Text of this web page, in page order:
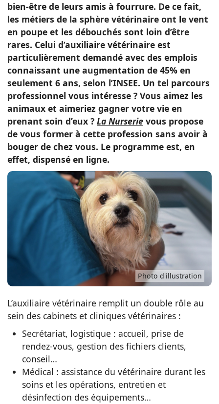
Sauvetages
Conso
bien-être de leurs amis à fourrure. De ce fait,
les métiers de la sphère vétérinaire ont le vent
en poupe et les débouchés sont loin d’être
rares. Celui d’auxiliaire vétérinaire est
particulièrement demandé avec des emplois
connaissant une augmentation de 45% en
seulement 6 ans, selon l’INSEE. Un tel parcours
professionnel vous intéresse ? Vous aimez les
animaux et aimeriez gagner votre vie en
prenant soin d’eux ? La Nurserie vous propose
de vous former à cette profession sans avoir à
bouger de chez vous. Le programme est, en
effet, dispensé en ligne.
Photo d'illustration
L’auxiliaire vétérinaire remplit un double rôle au
sein des cabinets et cliniques vétérinaires :
Secrétariat, logistique : accueil, prise de
rendez-vous, gestion des fichiers clients,
conseil…
Médical : assistance du vétérinaire durant les
soins et les opérations, entretien et
désinfection des équipements…